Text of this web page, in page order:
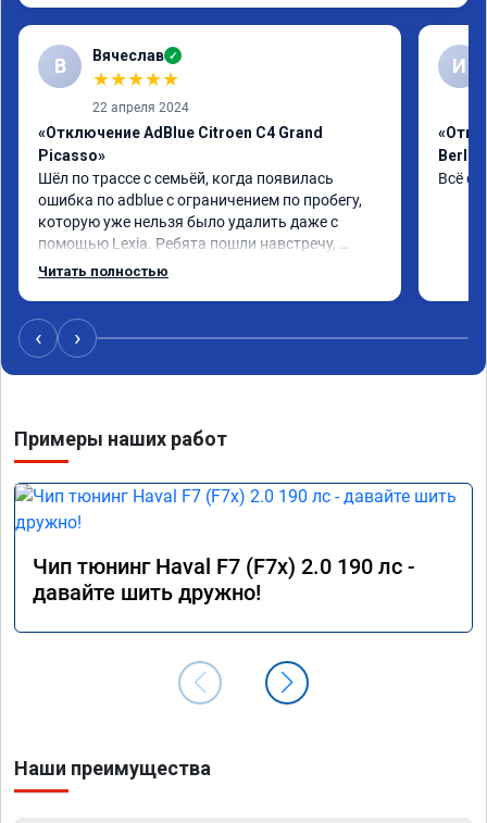
В Вячеслав ✓
★★★★★
22 апреля 2024
«Отключение AdBlue Citroen C4 Grand
Picasso»
Шёл по трассе с семьёй, когда появилась
ошибка по adblue с ограничением по пробегу,
которую уже нельзя было удалить даже с
помощью Lexia. Ребята пошли навстречу,
оперативно приняли и за час отшили как
Читать полностью
И
Всё
‹ ›
Примеры наших работ
Чип тюнинг Haval F7 (F7x) 2.0 190 лс -
давайте шить дружно!
Наши преимущества